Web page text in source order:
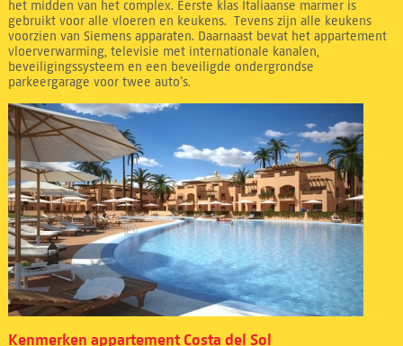
het midden van het complex. Eerste klas Italiaanse marmer is
gebruikt voor alle vloeren en keukens. Tevens zijn alle keukens
voorzien van Siemens apparaten. Daarnaast bevat het appartement
vloerverwarming, televisie met internationale kanalen,
beveiligingssysteem en een beveiligde ondergrondse
parkeergarage voor twee auto’s.
Kenmerken appartement Costa del Sol